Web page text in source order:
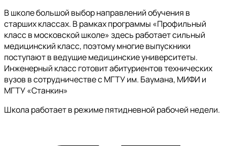
В школе большой выбор направлений обучения в
старших классах. В рамках программы «Профильный
класс в московской школе» здесь работает сильный
медицинский класс, поэтому многие выпускники
поступают в ведущие медицинские университеты.
Инженерный класс готовит абитуриентов технических
вузов в сотрудничестве с МГТУ им. Баумана, МИФИ и
МГТУ «Станкин»
Школа работает в режиме пятидневной рабочей недели.